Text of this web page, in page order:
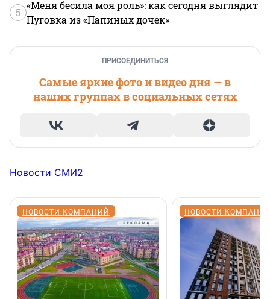
5
«Меня бесила моя роль»: как сегодня выглядит
Пуговка из «Папиных дочек»
ПРИСОЕДИНИТЬСЯ
Самые яркие фото и видео дня — в
наших группах в социальных сетях
Новости СМИ2
НОВОСТИ КОМПАНИЙ НОВОСТИ